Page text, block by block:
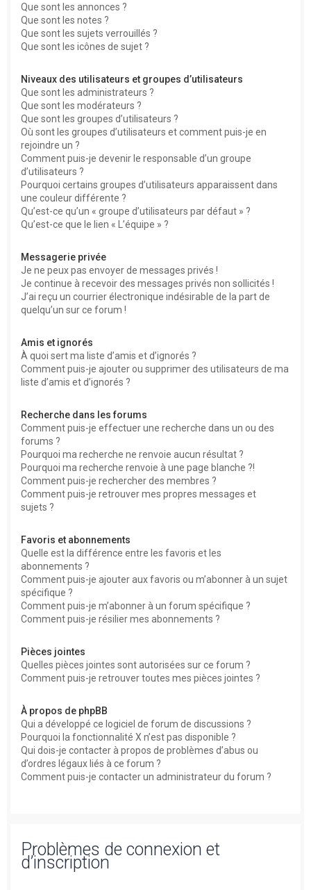
Que sont les annonces ?
Que sont les notes ?
Que sont les sujets verrouillés ?
Que sont les icônes de sujet ?
Niveaux des utilisateurs et groupes d’utilisateurs
Que sont les administrateurs ?
Que sont les modérateurs ?
Que sont les groupes d’utilisateurs ?
Où sont les groupes d’utilisateurs et comment puis-je en
rejoindre un ?
Comment puis-je devenir le responsable d’un groupe
d’utilisateurs ?
Pourquoi certains groupes d’utilisateurs apparaissent dans
une couleur différente ?
Qu’est-ce qu’un « groupe d’utilisateurs par défaut » ?
Qu’est-ce que le lien « L’équipe » ?
Messagerie privée
Je ne peux pas envoyer de messages privés !
Je continue à recevoir des messages privés non sollicités !
J’ai reçu un courrier électronique indésirable de la part de
quelqu’un sur ce forum !
Amis et ignorés
À quoi sert ma liste d’amis et d’ignorés ?
Comment puis-je ajouter ou supprimer des utilisateurs de ma
liste d’amis et d’ignorés ?
Recherche dans les forums
Comment puis-je effectuer une recherche dans un ou des
forums ?
Pourquoi ma recherche ne renvoie aucun résultat ?
Pourquoi ma recherche renvoie à une page blanche ?!
Comment puis-je rechercher des membres ?
Comment puis-je retrouver mes propres messages et
sujets ?
Favoris et abonnements
Quelle est la différence entre les favoris et les
abonnements ?
Comment puis-je ajouter aux favoris ou m’abonner à un sujet
spécifique ?
Comment puis-je m’abonner à un forum spécifique ?
Comment puis-je résilier mes abonnements ?
Pièces jointes
Quelles pièces jointes sont autorisées sur ce forum ?
Comment puis-je retrouver toutes mes pièces jointes ?
À propos de phpBB
Qui a développé ce logiciel de forum de discussions ?
Pourquoi la fonctionnalité X n’est pas disponible ?
Qui dois-je contacter à propos de problèmes d’abus ou
d’ordres légaux liés à ce forum ?
Comment puis-je contacter un administrateur du forum ?
Problèmes de connexion et
d’inscription